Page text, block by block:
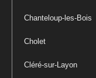
Chanteloup-les-Bois
Cholet
Cléré-sur-Layon